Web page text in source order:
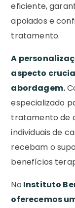
eficiente,
apoiados e
tratamento.
A
aspecto
abordagem.
especializado
tratamento de
individuais de
recebam o
benefícios
No Instituto
oferecemos